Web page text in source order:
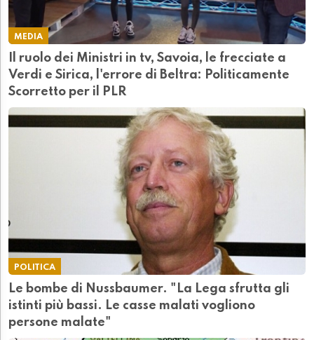
MEDIA
Il ruolo dei Ministri in tv, Savoia, le frecciate a
Verdi e Sirica, l'errore di Beltra: Politicamente
Scorretto per il PLR
POLITICA
Le bombe di Nussbaumer. "La Lega sfrutta gli
istinti più bassi. Le casse malati vogliono
persone malate"